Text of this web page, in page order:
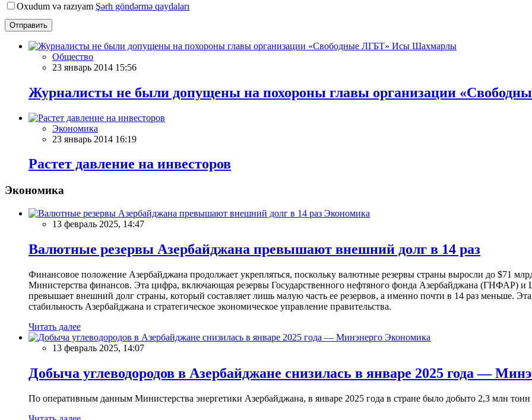
Oxudum və razıyam Şərh göndərmə qaydaları
Отправить
Общество
23 январь 2014 15:56
Журналисты не были допущены на похороны главы организации
Экономика
23 январь 2014 16:19
Растет давление на инвесторов
Экономика
Экономика
13 февраль 2025, 14:47
Валютные резервы Азербайджана превышают внешний долг в 14 раз
Финансовое положение Азербайджана продолжает укрепляться, поскольку валютные резервы страны выросли до $71
Министерства финансов. Эта цифра, включающая резервы Государственного нефтяного фонда Азербайджана (ГНФАР) и
превышает внешний долг страны, который составляет лишь малую часть ее резервов, а именно почти в 14 раз меньше.
стабильность Азербайджана и стратегическое экономическое управление правительства.
Читать далее
Экономика
13 февраль 2025, 14:07
Добыча углеводородов в Азербайджане снизилась в январе 2025 года —
По оперативным данным Министерства энергетики Азербайджана, в январе 2025 года в стране было добыто 2,3 млн тонн